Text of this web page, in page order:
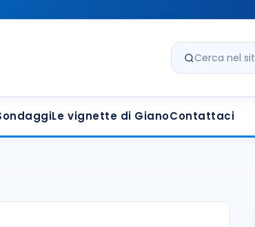
Cerca nel sito
Le vignette di GianoContattaci